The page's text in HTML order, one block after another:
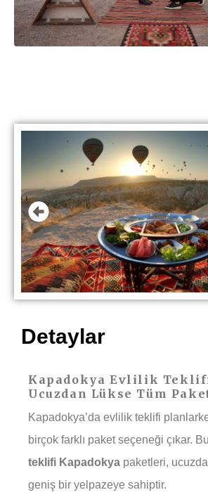
Detaylar
Kapadokya Evlilik
Ucuzdan Lükse Tüm
Kapadokya’da evlilik teklifi
birçok farklı paket seçeneği çıkar.
teklifi Kapadokya paketleri,
geniş bir yelpazeye sahiptir.